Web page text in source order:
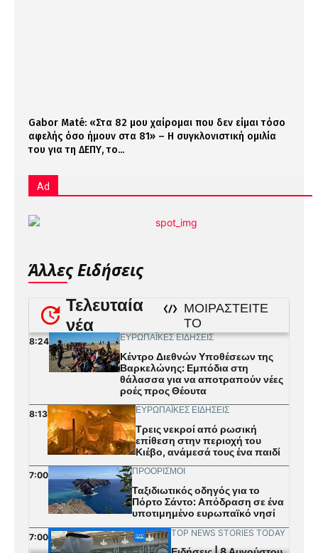
Gabor Maté: «Στα 82 μου χαίρομαι που δεν είμαι τόσο
αφελής όσο ήμουν στα 81» – Η συγκλονιστική ομιλία
του για τη ΔΕΠΥ, το...
Ad
Άλλες Ειδήσεις